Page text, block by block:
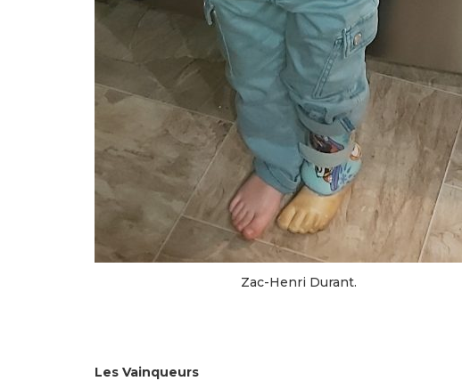
Zac-Henri Durant.
Les Vainqueurs